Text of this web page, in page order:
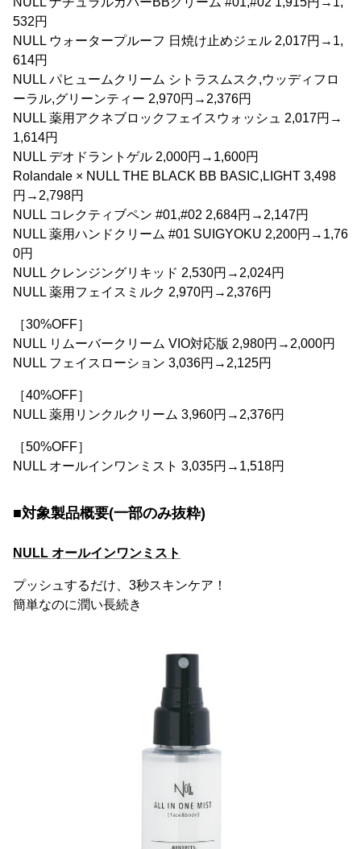
532円
NULL ウォータープルーフ 日焼け止めジェル 2,017円→1,
614円
NULL パヒュームクリーム シトラスムスク,ウッディフロ
ーラル,グリーンティー 2,970円→2,376円
NULL 薬用アクネブロックフェイスウォッシュ 2,017円→
1,614円
NULL デオドラントゲル 2,000円→1,600円
Rolandale × NULL THE BLACK BB BASIC,LIGHT 3,498
円→2,798円
NULL コレクティブペン #01,#02 2,684円→2,147円
NULL 薬用ハンドクリーム #01 SUIGYOKU 2,200円→1,76
0円
NULL クレンジングリキッド 2,530円→2,024円
NULL 薬用フェイスミルク 2,970円→2,376円
［30%OFF］
NULL リムーバークリーム VIO対応版 2,980円→2,000円
NULL フェイスローション 3,036円→2,125円
［40%OFF］
NULL 薬用リンクルクリーム 3,960円→2,376円
［50%OFF］
NULL オールインワンミスト 3,035円→1,518円
■対象製品概要(一部のみ抜粋)
NULL オールインワンミスト
プッシュするだけ、3秒スキンケア！
簡単なのに潤い長続き